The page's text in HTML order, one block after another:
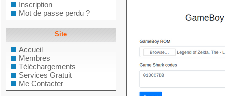
Inscription
Mot de passe perdu ?
Site
Accueil
Membres
Téléchargements
Services Gratuit
Me Contacter